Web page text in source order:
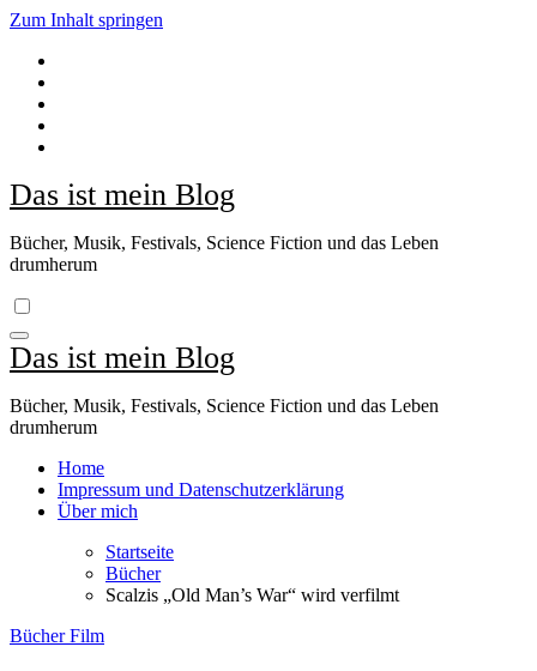
Zum Inhalt springen
Das ist mein Blog
Bücher, Musik, Festivals, Science Fiction und das Leben
drumherum
Das ist mein Blog
Bücher, Musik, Festivals, Science Fiction und das Leben
drumherum
Home
Impressum und Datenschutzerklärung
Über mich
Startseite
Bücher
Scalzis „Old Man’s War“ wird verfilmt
BücherFilm